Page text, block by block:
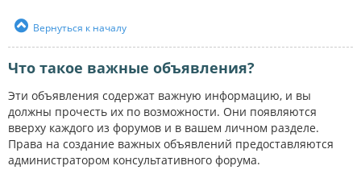
Вернуться к началу
Что такое важные объявления?
Эти объявления содержат важную информацию, и вы
должны прочесть их по возможности. Они появляются
вверху каждого из форумов и в вашем личном разделе.
Права на создание важных объявлений предоставляются
администратором консультативного форума.